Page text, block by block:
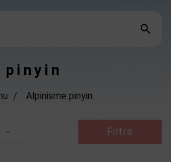

Alpinisme pinyin
 Filtre